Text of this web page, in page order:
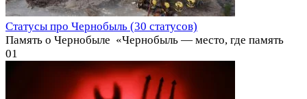
Статусы про Чернобыль (30 статусов)
Память о Чернобыле ️ «Чернобыль — место, где память
01